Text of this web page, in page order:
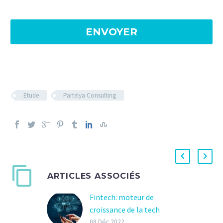
Etude Partelya Consulting
ARTICLES ASSOCIÉS
Fintech: moteur de
croissance de la tech